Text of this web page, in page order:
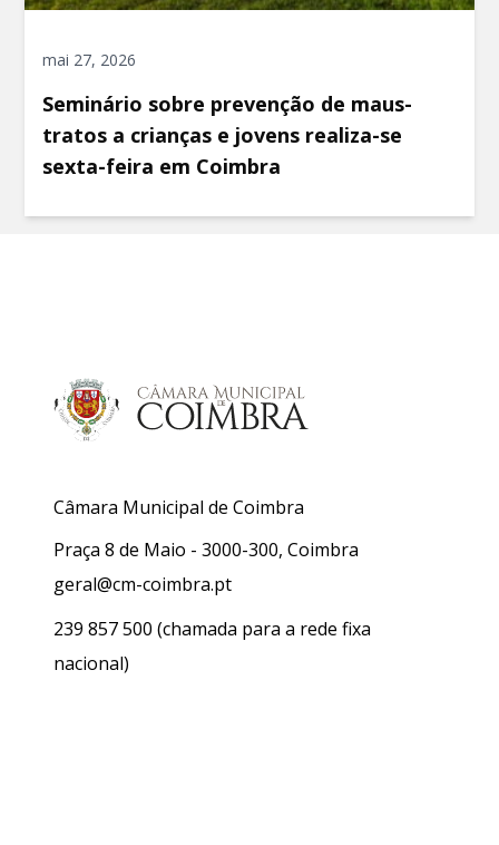
mai 27, 2026
Seminário sobre prevenção de maus-
tratos a crianças e jovens realiza-se
sexta-feira em Coimbra
Câmara Municipal de Coimbra
Praça 8 de Maio - 3000-300, Coimbra
geral@cm-coimbra.pt
239 857 500 (chamada para a rede fixa
nacional)